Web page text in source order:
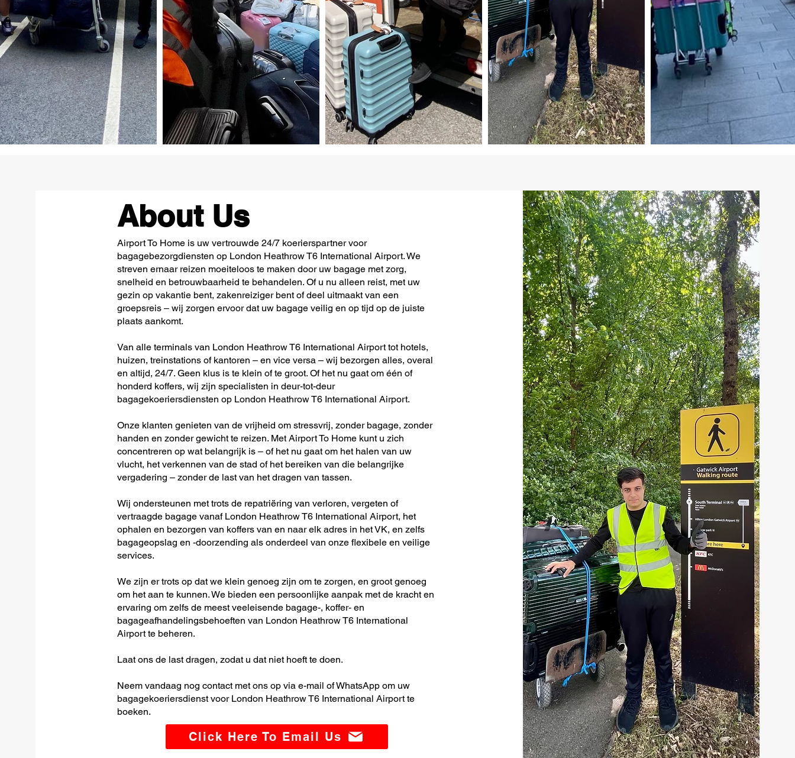
About Us
Airport To Home is uw vertrouwde 24/7 koerierspartner voor
bagagebezorgdiensten op London Heathrow T6 International Airport. We
streven ernaar reizen moeiteloos te maken door uw bagage met zorg,
snelheid en betrouwbaarheid te behandelen. Of u nu alleen reist, met uw
gezin op vakantie bent, zakenreiziger bent of deel uitmaakt van een
groepsreis – wij zorgen ervoor dat uw bagage veilig en op tijd op de juiste
plaats aankomt.
Van alle terminals van London Heathrow T6 International Airport tot hotels,
huizen, treinstations of kantoren – en vice versa – wij bezorgen alles, overal
en altijd, 24/7. Geen klus is te klein of te groot. Of het nu gaat om één of
honderd koffers, wij zijn specialisten in deur-tot-deur
bagagekoeriersdiensten op London Heathrow T6 International Airport.
Onze klanten genieten van de vrijheid om stressvrij, zonder bagage, zonder
handen en zonder gewicht te reizen. Met Airport To Home kunt u zich
concentreren op wat belangrijk is – of het nu gaat om het halen van uw
vlucht, het verkennen van de stad of het bereiken van die belangrijke
vergadering – zonder de last van het dragen van tassen.
Wij ondersteunen met trots de repatriëring van verloren, vergeten of
vertraagde bagage vanaf London Heathrow T6 International Airport, het
ophalen en bezorgen van koffers van en naar elk adres in het VK, en zelfs
bagageopslag en -doorzending als onderdeel van onze flexibele en veilige
services.
We zijn er trots op dat we klein genoeg zijn om te zorgen, en groot genoeg
om het aan te kunnen. We bieden een persoonlijke aanpak met de kracht en
ervaring om zelfs de meest veeleisende bagage-, koffer- en
bagageafhandelingsbehoeften van London Heathrow T6 International
Airport te beheren.
Laat ons de last dragen, zodat u dat niet hoeft te doen.
Neem vandaag nog contact met ons op via e-mail of WhatsApp om uw
bagagekoeriersdienst voor London Heathrow T6 International Airport te
boeken.
Click Here To Email Us